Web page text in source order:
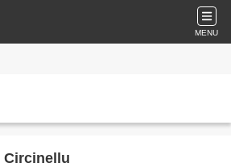
MENU
Circinellu